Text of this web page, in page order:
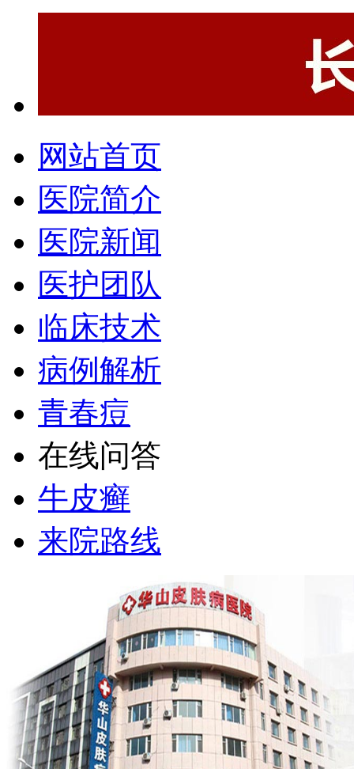
网站首页
医院简介
医院新闻
医护团队
临床技术
病例解析
青春痘
在线问答
牛皮癣
来院路线